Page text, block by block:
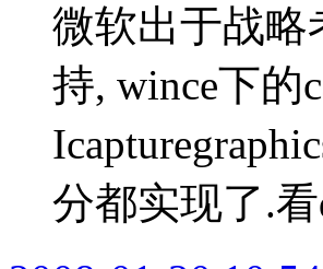
微软出于战略
持, wince下的
分都实现了.看